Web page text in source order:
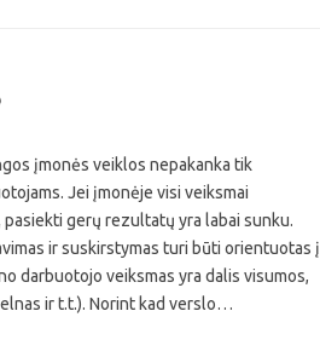
įmonės veiklos nepakanka tik
Jei įmonėje visi veiksmai
gerų rezultatų yra labai sunku.
ir suskirstymas turi būti orientuotas į
darbuotojo veiksmas yra dalis visumos,
ir t.t.). Norint kad verslo…